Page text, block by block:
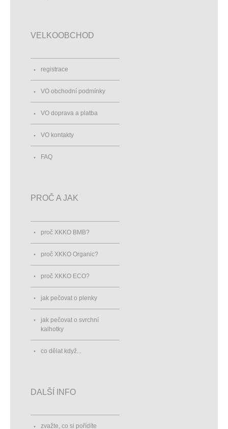
VELKOOBCHOD
registrace
VO obchodní podmínky
VO doprava a platba
VO kontakty
FAQ
PROČ A JAK
proč XKKO BMB?
proč XKKO Organic?
proč XKKO ECO?
jak pečovat o plenky
jak pečovat o svrchní
kalhotky
co dělat když...
DALŠÍ INFO
zvažte, co si pořídíte